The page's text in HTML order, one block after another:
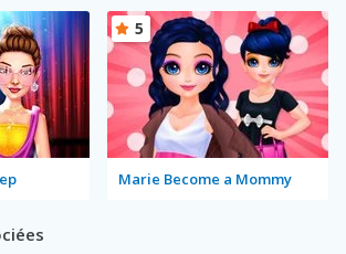
Marie Become a Mommy
5